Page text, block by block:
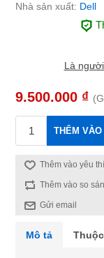
Nhà sản xuất: Dell
Là
9.500.000 ₫
THÊM VÀO
Thêm vào yêu
Thêm vào so
Gửi email
Mô tả